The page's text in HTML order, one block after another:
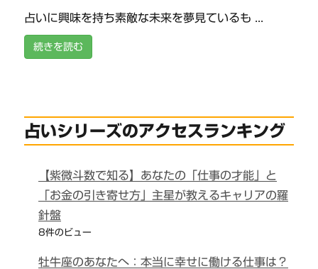
占いに興味を持ち素敵な未来を夢見ているも ...
続きを読む
占いシリーズのアクセスランキング
【紫微斗数で知る】あなたの「仕事の才能」と
「お金の引き寄せ方」主星が教えるキャリアの羅
針盤
8件のビュー
牡牛座のあなたへ：本当に幸せに働ける仕事は？